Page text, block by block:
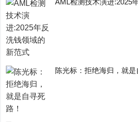
AML检测技术演进:2025
陈光标：拒绝海归，就是